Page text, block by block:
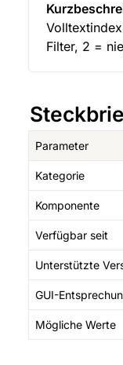
Filter, 2 =
Parameter
Kategorie
Komponente
Verfügbar seit
Unterstützte
GUI-
Mögliche Werte